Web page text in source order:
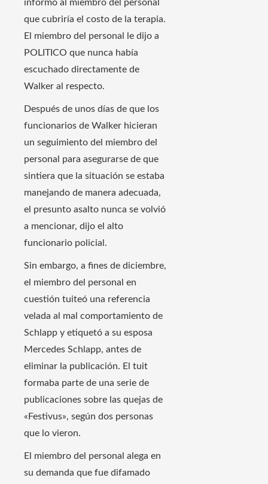
informó al miembro del personal
que cubriría el costo de la terapia.
El miembro del personal le dijo a
POLITICO que nunca había
escuchado directamente de
Walker al respecto.
Después de unos días de que los
funcionarios de Walker hicieran
un seguimiento del miembro del
personal para asegurarse de que
sintiera que la situación se estaba
manejando de manera adecuada,
el presunto asalto nunca se volvió
a mencionar, dijo el alto
funcionario policial.
Sin embargo, a fines de diciembre,
el miembro del personal en
cuestión tuiteó una referencia
velada al mal comportamiento de
Schlapp y etiquetó a su esposa
Mercedes Schlapp, antes de
eliminar la publicación. El tuit
formaba parte de una serie de
publicaciones sobre las quejas de
«Festivus», según dos personas
que lo vieron.
El miembro del personal alega en
su demanda que fue difamado